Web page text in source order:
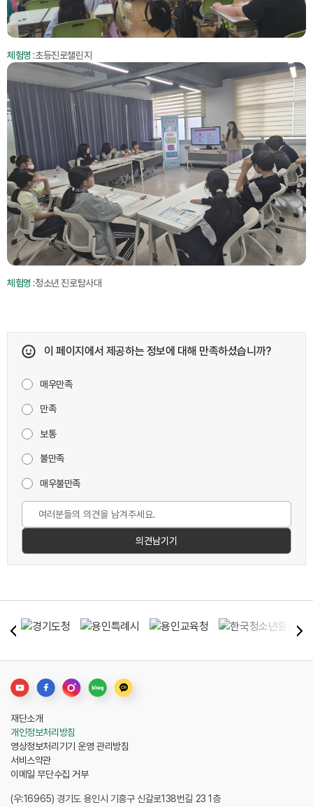
체험명 :초등진로챌린지
체험명 :청소년 진로탐사대
이 페이지에서 제공하는 정보에 대해 만족하셨습니까?
매우만족
만족
보통
불만족
매우불만족
(우:16965) 경기도 용인시 기흥구 신갈로138번길 23 1층
재단소개
개인정보처리방침
영상정보처리기기 운영 관리방침
서비스약관
이메일 무단수집 거부